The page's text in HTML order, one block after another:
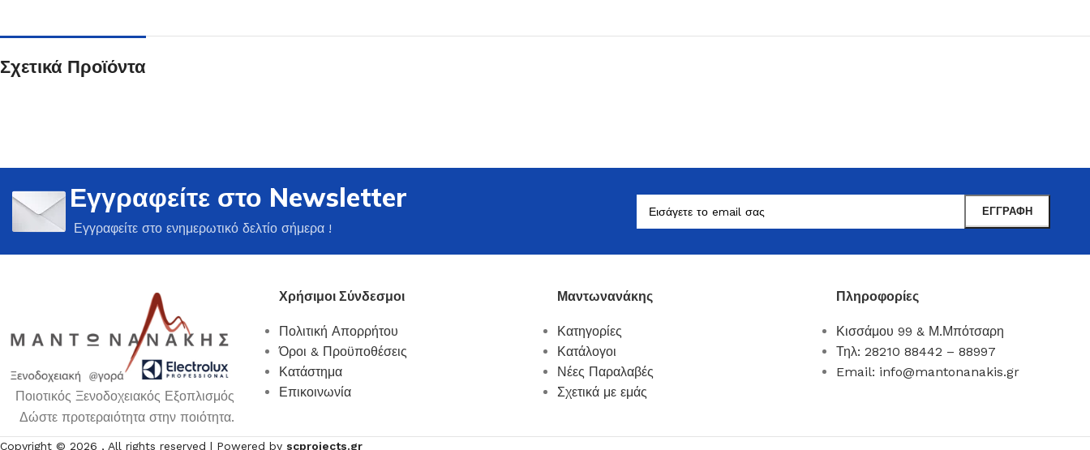
Ποτήρια Βοηθητικά Σκεύη
Επιτραπέζια Είδη
Ότι χρειάζεστε εδώ !
Σχετικά Προϊόντα
Εγγραφείτε στο Newsletter
Εγγραφείτε στο ενημερωτικό δελτίο σήμερα !
Ποιοτικός Ξενοδοχειακός Εξοπλισμός
Δώστε προτεραιότητα στην ποιότητα.
Χρήσιμοι Σύνδεσμοι
Πολιτική Απορρήτου
Όροι & Προϋποθέσεις
Κατάστημα
Επικοινωνία
Μαντωνανάκης
Κατηγορίες
Κατάλογοι
Νέες Παραλαβές
Σχετικά με εμάς
Πληροφορίες
Κισσάμου 99 & Μ.Μπότσαρη
Τηλ: 28210 88442 – 88997
Email: info@mantonanakis.gr
Copyright © 2026 , All rights reserved | Powered by scprojects.gr